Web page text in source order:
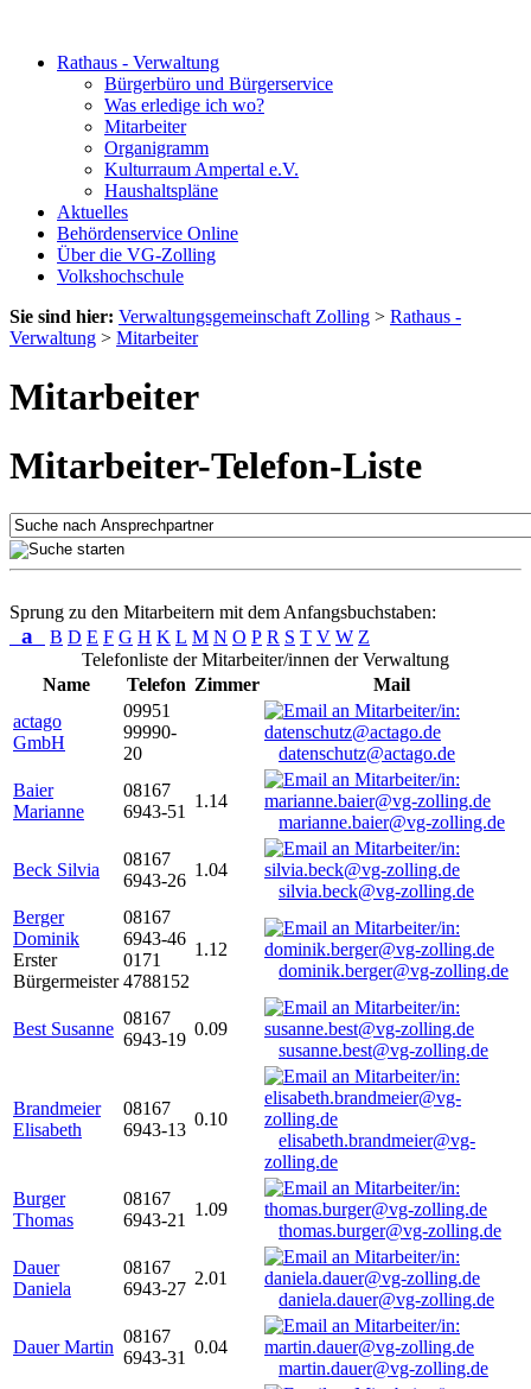
Rathaus - Verwaltung
Bürgerbüro und Bürgerservice
Was erledige ich wo?
Mitarbeiter
Organigramm
Kulturraum Ampertal e.V.
Haushaltspläne
Aktuelles
Behördenservice Online
Über die VG-Zolling
Volkshochschule
Sie sind hier: Verwaltungsgemeinschaft Zolling > Rathaus -
Verwaltung > Mitarbeiter
Mitarbeiter
Mitarbeiter-Telefon-Liste
Sprung zu den Mitarbeitern mit dem Anfangsbuchstaben:
a B D E F G H K L M N O P R S T V W Z
Telefonliste der Mitarbeiter/innen der Verwaltung
Name
Telefon Zimmer
Mail
actago
GmbH
09951
99990-
20
datenschutz@actago.de
Baier
Marianne
08167
6943-51
1.14
marianne.baier@vg-zolling.de
Beck Silvia
08167
6943-26
1.04
silvia.beck@vg-zolling.de
Berger
Dominik
Erster
Bürgermeister
08167
6943-46
0171
4788152
1.12
dominik.berger@vg-zolling.de
Best Susanne
08167
6943-19
0.09
susanne.best@vg-zolling.de
Brandmeier
Elisabeth
08167
6943-13
0.10
elisabeth.brandmeier@vg-
zolling.de
Burger
Thomas
08167
6943-21
1.09
thomas.burger@vg-zolling.de
Dauer
Daniela
08167
6943-27
2.01
daniela.dauer@vg-zolling.de
Dauer Martin
08167
6943-31
0.04
martin.dauer@vg-zolling.de